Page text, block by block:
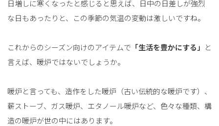
日増しに寒くなったと感じると思えば、日中の日差しが強烈
な日もあったりと、この季節の気温の変動は激しいですね。
これからのシーズン向けのアイテムで 「生活を豊かにする」 と
言えば、暖炉ではないでしょうか。
暖炉と言っても、造作をした暖炉（古い伝統的な暖炉です）、
薪ストーブ、ガス暖炉、エタノール暖炉など、色々な種類、構
造の暖炉が世の中にはあります。